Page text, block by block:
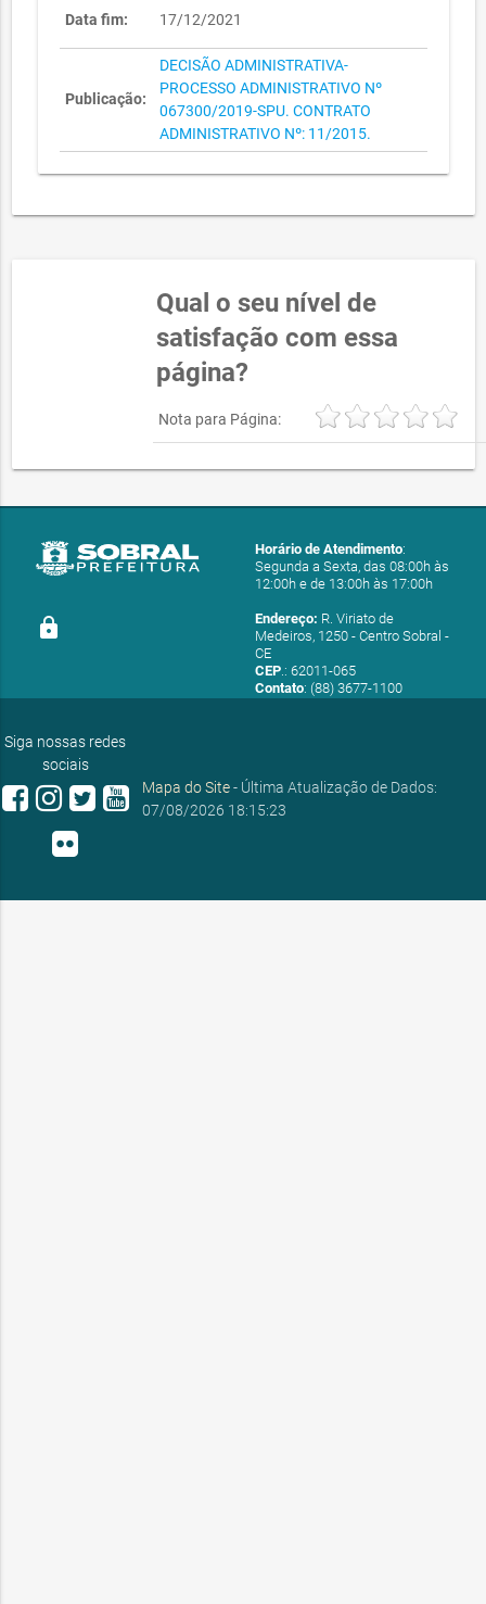
Data fim: 17/12/2021
Publicação:
DECISÃO ADMINISTRATIVA-
PROCESSO ADMINISTRATIVO Nº
067300/2019-SPU. CONTRATO
ADMINISTRATIVO Nº: 11/2015.
Qual o seu nível de
satisfação com essa
página?
Nota para Página:
lock
Horário de Atendimento:
Segunda a Sexta, das 08:00h às
12:00h e de 13:00h às 17:00h
Endereço: R. Viriato de
Medeiros, 1250 - Centro Sobral -
CE
CEP.: 62011-065
Contato: (88) 3677-1100
Siga nossas redes
sociais
Mapa do Site- Última Atualização de Dados:
07/08/2026 18:15:23